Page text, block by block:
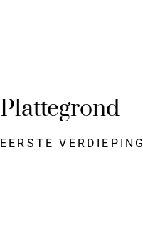
Plattegrond
EERSTE VERDIEPING